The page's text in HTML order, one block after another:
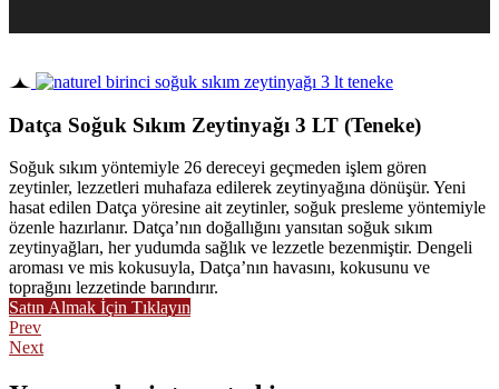
Datça Soğuk Sıkım Zeytinyağı 3 LT (Teneke)
Soğuk sıkım yöntemiyle 26 dereceyi geçmeden işlem gören
zeytinler, lezzetleri muhafaza edilerek zeytinyağına dönüşür. Yeni
hasat edilen Datça yöresine ait zeytinler, soğuk presleme yöntemiyle
özenle hazırlanır. Datça’nın doğallığını yansıtan soğuk sıkım
zeytinyağları, her yudumda sağlık ve lezzetle bezenmiştir. Dengeli
aroması ve mis kokusuyla, Datça’nın havasını, kokusunu ve
toprağını lezzetinde barındırır.
Satın Almak İçin Tıklayın
Prev
Next